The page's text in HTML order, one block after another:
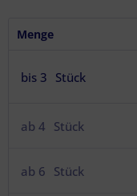
Menge
bis 3 Stück
ab 4 Stück
ab 6 Stück